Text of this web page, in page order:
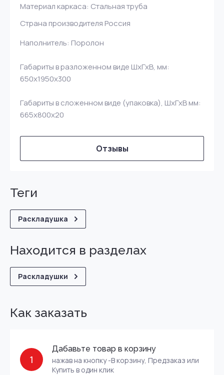
Материал каркаса: Стальная труба
Страна производителя Россия
Наполнитель: Поролон
Габариты в разложенном виде ШхГхВ, мм:
650х1950x300
Габариты в сложенном виде (упаковка), ШхГхВ мм:
665x800x20
Отзывы
теги
Раскладушка
Находится в разделах
Раскладушки
Как заказать
1
Дабавьте товар в корзину
нажав на кнопку -В корзину, Предзаказ или
Купить в один клик